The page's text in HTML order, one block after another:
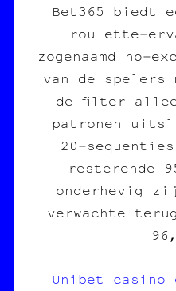
Bet365 biedt
zogenaamd
van de spelers
de filter
patronen
resterende
onderhevig
verwachte
Unibet